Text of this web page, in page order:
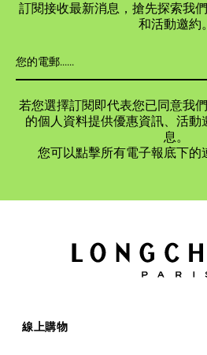
訂閱接收最新消息，搶先探索我
和活動邀約。
若您選擇訂閱即代表您已同意我
的個人資料提供優惠資訊、活動
息。
您可以點擊所有電子報底下的
線上購物